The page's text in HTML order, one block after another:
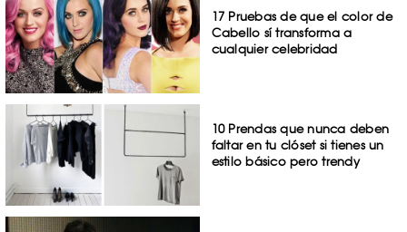
17 Pruebas de que el color de
Cabello sí transforma a
cualquier celebridad
10 Prendas que nunca deben
faltar en tu clóset si tienes un
estilo básico pero trendy